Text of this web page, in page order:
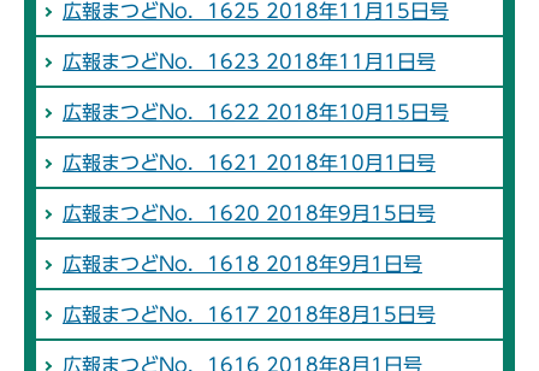
広報まつどNo．1625 2018年11月15日号
広報まつどNo．1623 2018年11月1日号
広報まつどNo．1622 2018年10月15日号
広報まつどNo．1621 2018年10月1日号
広報まつどNo．1620 2018年9月15日号
広報まつどNo．1618 2018年9月1日号
広報まつどNo．1617 2018年8月15日号
広報まつどNo．1616 2018年8月1日号